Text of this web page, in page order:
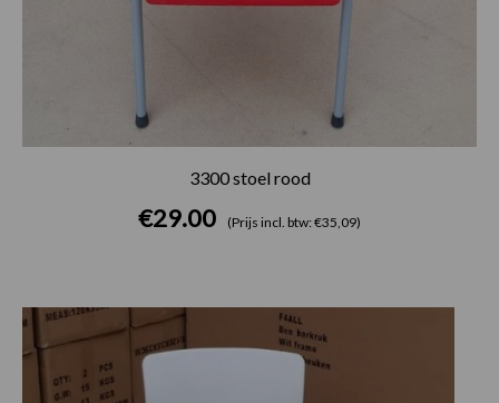
3300 stoel rood
€29.00 (Prijs incl. btw: €35,09)